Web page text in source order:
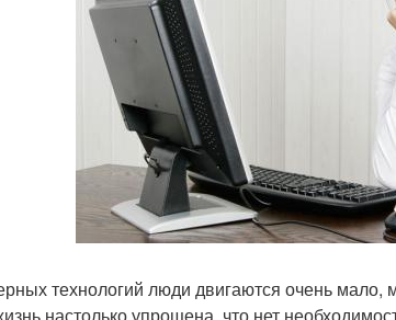
технологий люди двигаются очень